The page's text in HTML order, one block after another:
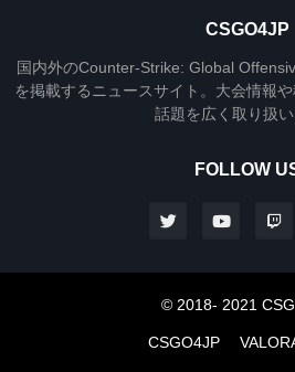
CSGO4JP
国内外のCounter-Strike: Global
を掲載するニュースサイト。大会情報
話題を広く取り扱い
FOLLOW
© 2018- 2021
CSGO4JP